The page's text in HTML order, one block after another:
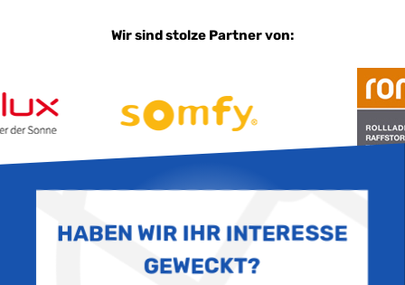
Wir sind stolze Partner von:
HABEN WIR IHR INTERESSE
GEWECKT?